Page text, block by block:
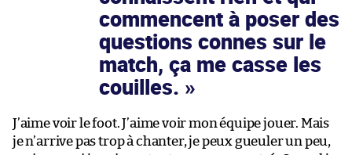
commencent à poser des
questions connes sur le
match, ça me casse les
couilles.
J’aime voir le foot. J’aime voir mon équipe jouer. Mais
je n’arrive pas trop à chanter, je peux gueuler un peu,